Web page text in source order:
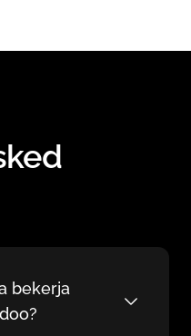
bekerja